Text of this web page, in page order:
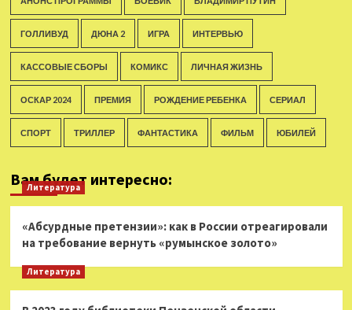
ГОЛЛИВУД ДЮНА 2 ИГРА ИНТЕРВЬЮ
КАССОВЫЕ СБОРЫ КОМИКС ЛИЧНАЯ ЖИЗНЬ
ОСКАР 2024 ПРЕМИЯ РОЖДЕНИЕ РЕБЕНКА СЕРИАЛ
СПОРТ ТРИЛЛЕР ФАНТАСТИКА ФИЛЬМ ЮБИЛЕЙ
Вам будет интересно:
Литература
«Абсурдные претензии»: как в России отреагировали
на требование вернуть «румынское золото»
Литература